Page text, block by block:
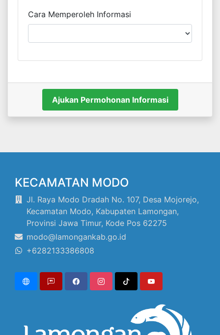
Cara Memperoleh Informasi
KECAMATAN MODO
Jl. Raya Modo Dradah No. 107, Desa Mojorejo,
Kecamatan Modo, Kabupaten Lamongan,
Provinsi Jawa Timur, Kode Pos 62275
modo@lamongankab.go.id
+6282133386808